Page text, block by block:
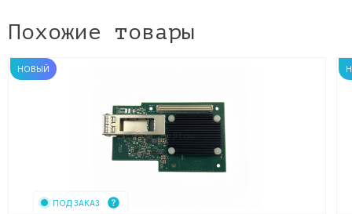
Похожие товары
НОВЫЙ
ПОД ЗАКАЗ